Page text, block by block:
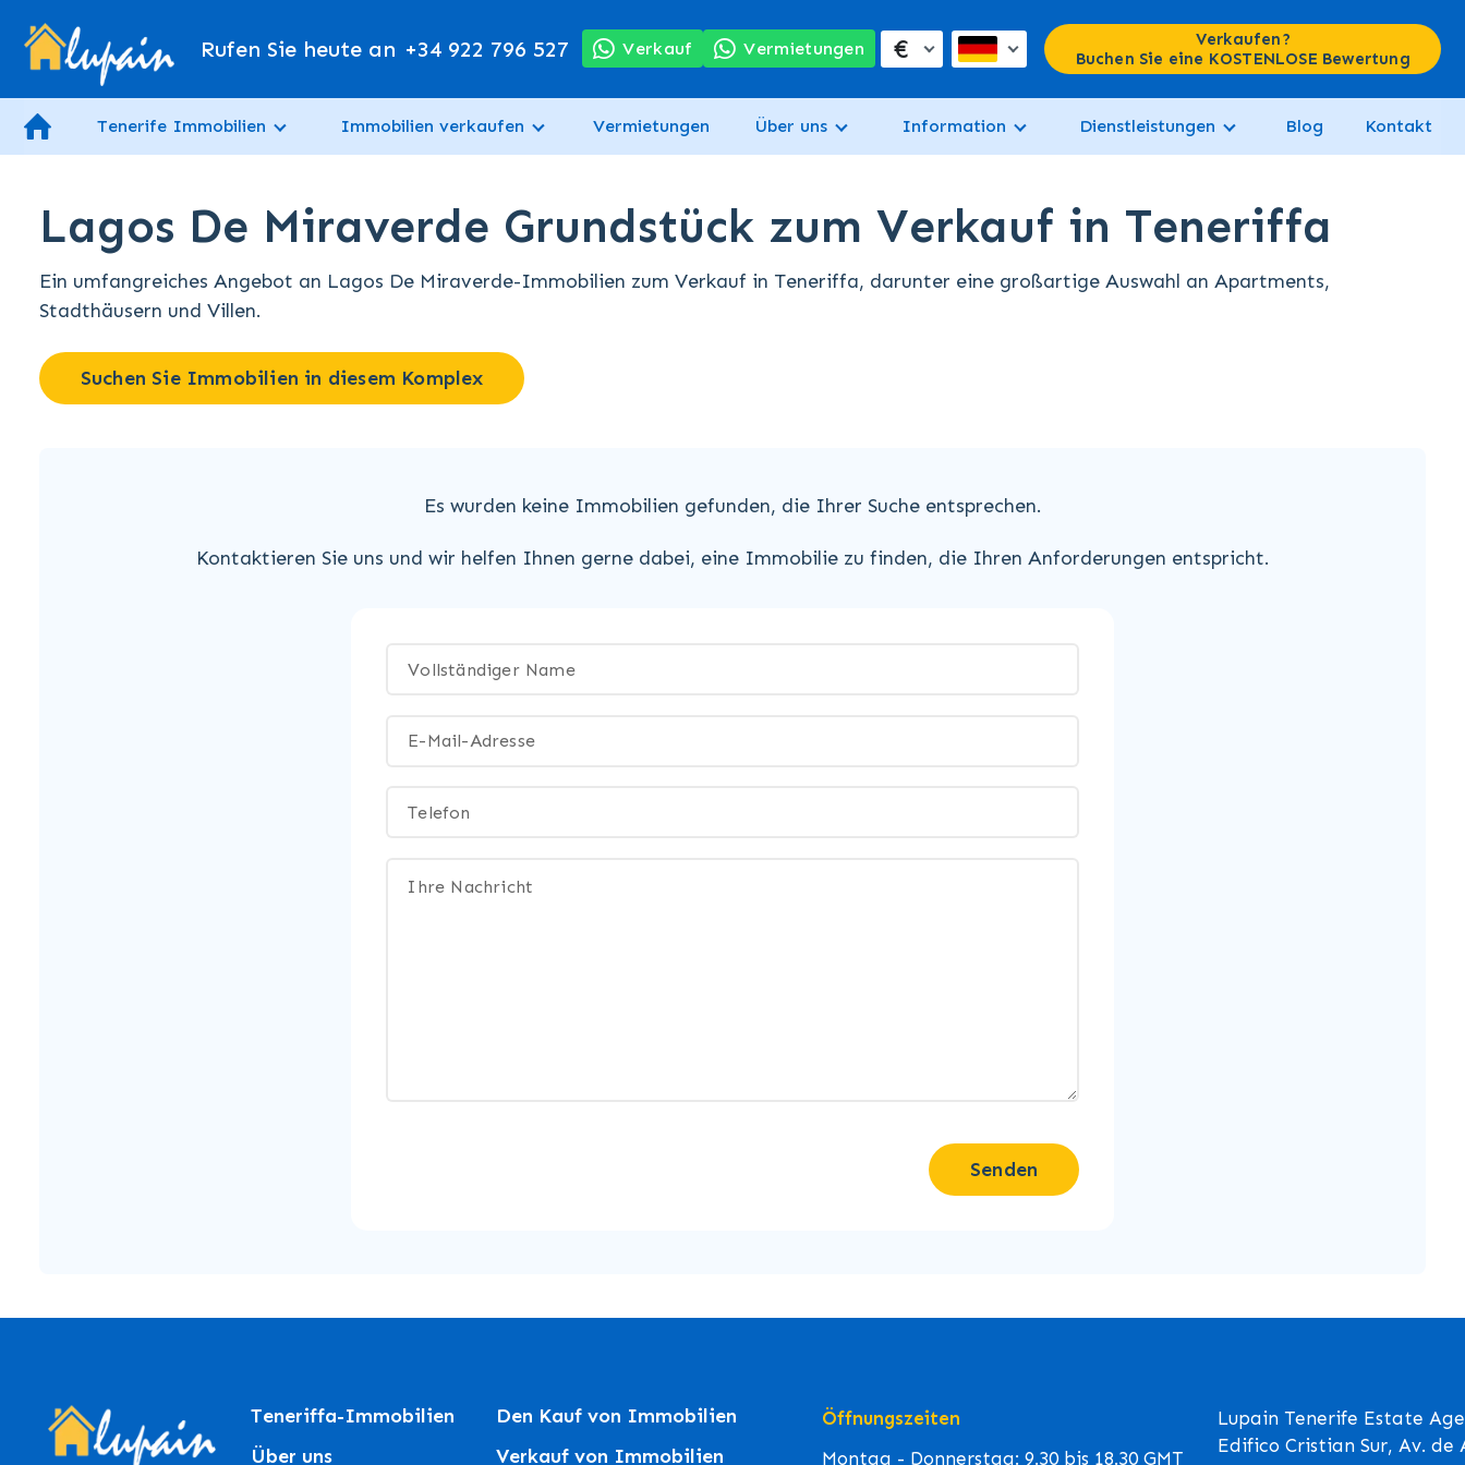
Rufen Sie heute an +34 922 796 527 Verkauf Vermietungen €
Verkaufen?
Buchen Sie eine KOSTENLOSE Bewertung
Tenerife Immobilien Immobilien verkaufen Vermietungen Über uns Information Dienstleistungen Blog Kontakt
Lagos De Miraverde Grundstück zum Verkauf in Teneriffa
Ein umfangreiches Angebot an Lagos De Miraverde-Immobilien zum Verkauf in Teneriffa, darunter eine großartige Auswahl an Apartments,
Stadthäusern und Villen.
Suchen Sie Immobilien in diesem Komplex
Es wurden keine Immobilien gefunden, die Ihrer Suche entsprechen.
Kontaktieren Sie uns und wir helfen Ihnen gerne dabei, eine Immobilie zu finden, die Ihren Anforderungen entspricht.
Senden
Teneriffa-Immobilien
Über uns
Den Kauf von Immobilien
Verkauf von Immobilien
Öffnungszeiten
Montag - Donnerstag: 9.30 bis 18.30 GMT
Lupain Tenerife Estate
Edifico Cristian Sur, Av. de